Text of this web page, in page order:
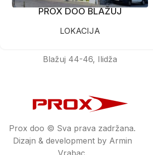
PROX DOO BLAŽUJ
LOKACIJA
Blažuj 44-46, Ilidža
Prox doo © Sva prava zadržana.
Dizajn & development by Armin
Vrabac.